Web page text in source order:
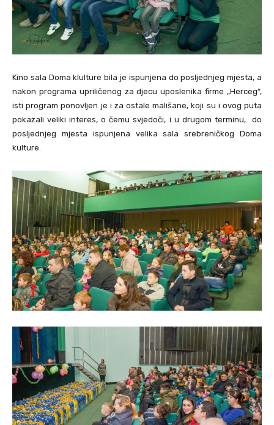
Kino sala Doma klulture bila je ispunjena do posljednjeg mjesta, a
nakon programa upriličenog za djecu uposlenika firme „Herceg“,
isti program ponovljen je i za ostale mališane, koji su i ovog puta
pokazali veliki interes, o čemu svjedoči, i u drugom terminu, do
posljednjeg mjesta ispunjena velika sala srebreničkog Doma
kulture.